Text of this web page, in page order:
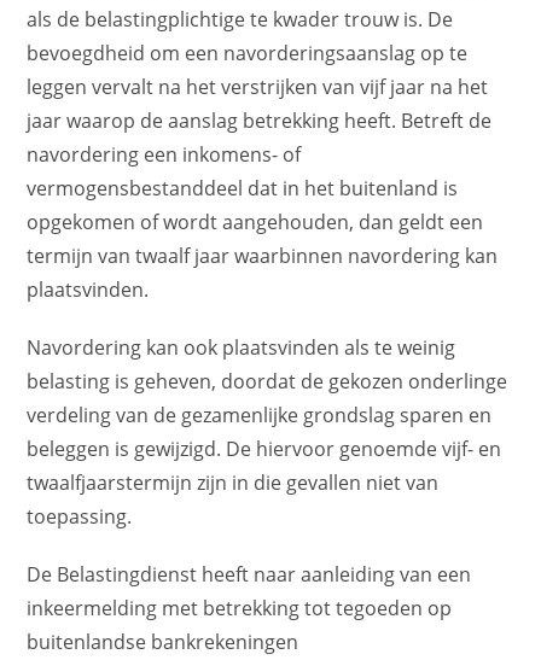
als de belastingplichtige te kwader trouw is. De
bevoegdheid om een navorderingsaanslag op te
leggen vervalt na het verstrijken van vijf jaar na het
jaar waarop de aanslag betrekking heeft. Betreft de
navordering een inkomens- of
vermogensbestanddeel dat in het buitenland is
opgekomen of wordt aangehouden, dan geldt een
termijn van twaalf jaar waarbinnen navordering kan
plaatsvinden.
Navordering kan ook plaatsvinden als te weinig
belasting is geheven, doordat de gekozen onderlinge
verdeling van de gezamenlijke grondslag sparen en
beleggen is gewijzigd. De hiervoor genoemde vijf- en
twaalfjaarstermijn zijn in die gevallen niet van
toepassing.
De Belastingdienst heeft naar aanleiding van een
inkeermelding met betrekking tot tegoeden op
buitenlandse bankrekeningen